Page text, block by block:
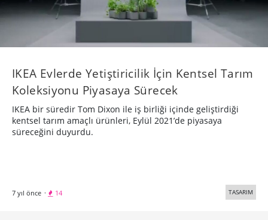
IKEA Evlerde Yetiştiricilik İçin Kentsel Tarım
Koleksiyonu Piyasaya Sürecek
IKEA bir süredir Tom Dixon ile iş birliği içinde geliştirdiği
kentsel tarım amaçlı ürünleri, Eylül 2021’de piyasaya
süreceğini duyurdu.
7 yıl önce · 14 TASARIM